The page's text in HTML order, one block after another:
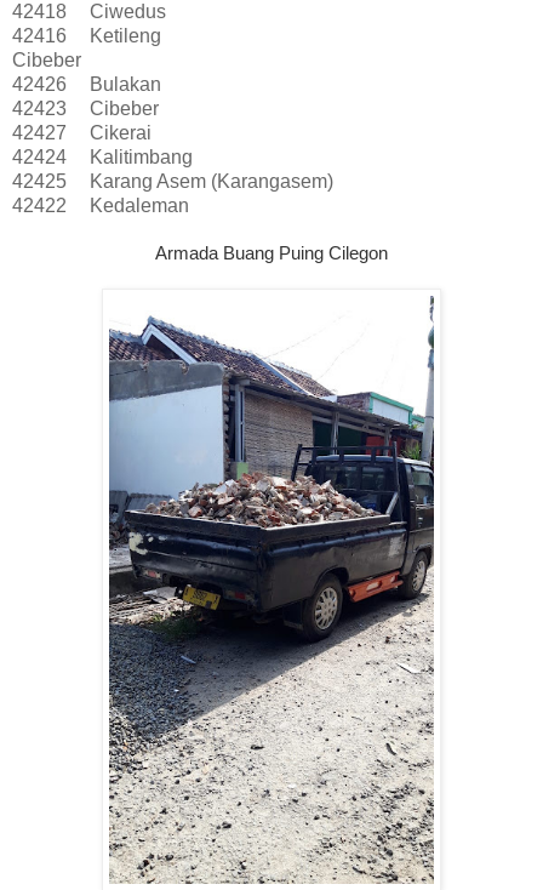
42418
Ciwedus
42416
Ketileng
Cibeber
42426
Bulakan
42423
Cibeber
42427
Cikerai
42424
Kalitimbang
42425
Karang Asem (Karangasem)
42422
Kedaleman
Armada Buang Puing Cilegon